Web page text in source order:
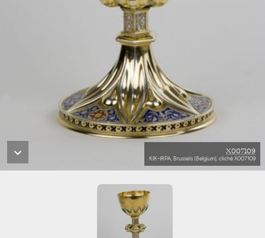
X007109
KIK-IRPA, Brussels (Belgium), cliché X007109